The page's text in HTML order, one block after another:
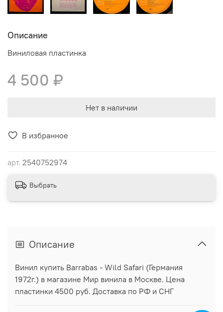
В избранное
арт. 2540752974
Описание
Виниловая пластинка
4 500 ₽
Нет в наличии
Выбрать
Описание
Винил купить Barrabas - Wild Safari (Германия
1972г.) в магазине Мир винила в Москве. Цена
пластинки 4500 руб. Доставка по РФ и СНГ